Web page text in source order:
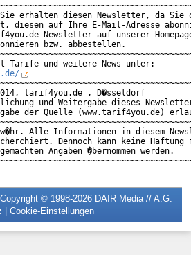
erhalten diesen Newsletter, da Sie
diesen auf Ihre E-Mail-Adresse
Newsletter auf unserer
bzw. abbestellen.
tarif4you.de , D�sseldorf
und Weitergabe dieses
der Quelle (www.tarif4you.de)
Alle Informationen in diesem
Dennoch kann keine Haftung
Angaben �bernommen werden.
© 1998-2026 DAIR Media // A.G.
| Cookie-Einstellungen